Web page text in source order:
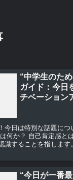
“中学生のた
ガイド：今日
チベーション
今日は特別な話題に
何か？ 自己肯定感と
識することを指します
“今日が一番